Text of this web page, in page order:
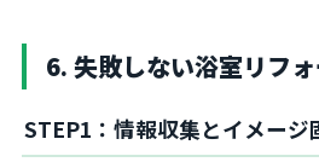
6. 失敗しない浴室リフ
STEP1：情報収集とイメージ